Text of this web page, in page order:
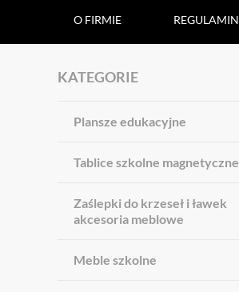
O FIRMIE REGULAMIN
KATEGORIE
Plansze edukacyjne
Tablice szkolne magnetyczne
Zaślepki do krzeseł i ławek
akcesoria meblowe
Meble szkolne